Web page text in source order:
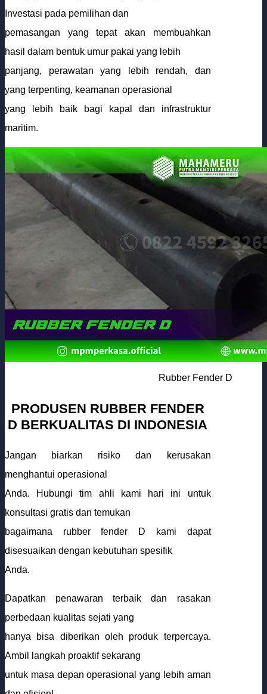
Investasi pada pemilihan dan
pemasangan yang tepat akan membuahkan
hasil dalam bentuk umur pakai yang lebih
panjang, perawatan yang lebih rendah, dan
yang terpenting, keamanan operasional
yang lebih baik bagi kapal dan infrastruktur
maritim.
Rubber Fender D
PRODUSEN RUBBER FENDER
D BERKUALITAS DI INDONESIA
Jangan biarkan risiko dan kerusakan
menghantui operasional
Anda. Hubungi tim ahli kami hari ini untuk
konsultasi gratis dan temukan
bagaimana rubber fender D kami dapat
disesuaikan dengan kebutuhan spesifik
Anda.
Dapatkan penawaran terbaik dan rasakan
perbedaan kualitas sejati yang
hanya bisa diberikan oleh produk terpercaya.
Ambil langkah proaktif sekarang
untuk masa depan operasional yang lebih aman